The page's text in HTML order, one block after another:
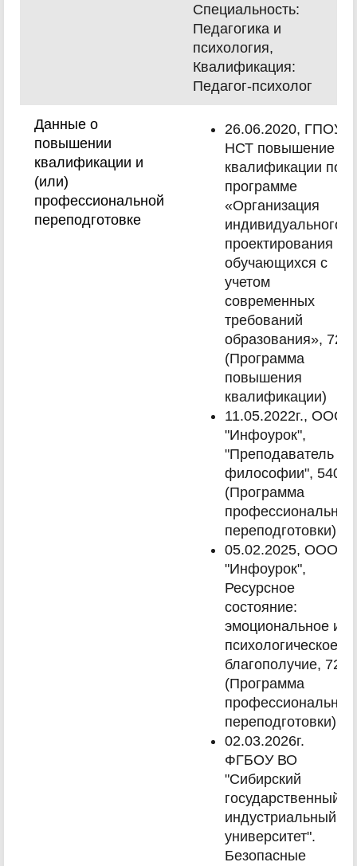
Специальность:
Педагогика и
психология,
Квалификация:
Педагог-психолог
Данные о
повышении
квалификации и
(или)
профессиональной
переподготовке
26.06.2020, ГПОУ
НСТ повышение
квалификации по
программе
«Организация
индивидуального
проектирования
обучающихся с
учетом
современных
требований
образования», 72ч.
(Программа
повышения
квалификации)
11.05.2022г., ООО
"Инфоурок",
"Преподаватель
философии", 540ч.
(Программа
профессиональной
переподготовки)
05.02.2025, ООО
"Инфоурок",
Ресурсное
состояние:
эмоциональное и
психологическое
благополучие, 72ч.
(Программа
профессиональной
переподготовки)
02.03.2026г.
ФГБОУ ВО
"Сибирский
государственный
индустриальный
университет".
Безопасные